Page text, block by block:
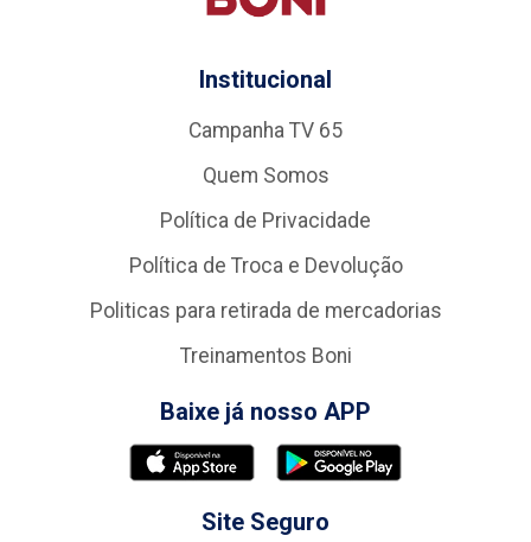
Institucional
Campanha TV 65
Quem Somos
Política de Privacidade
Política de Troca e Devolução
Politicas para retirada de mercadorias
Treinamentos Boni
Baixe já nosso APP
Site Seguro